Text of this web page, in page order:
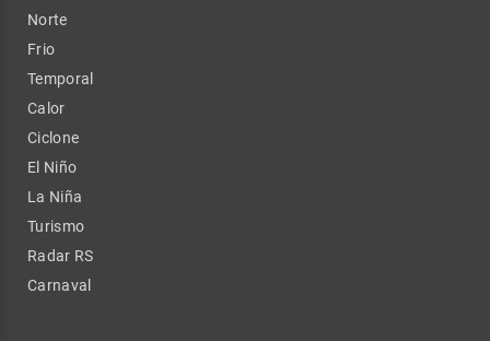
Norte
Frio
Temporal
Calor
Ciclone
El Niño
La Niña
Turismo
Radar RS
Carnaval